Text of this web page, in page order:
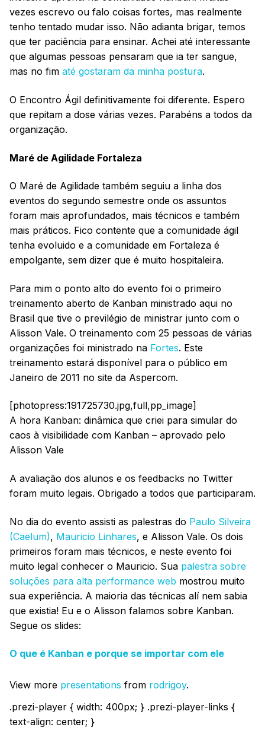
vezes escrevo ou falo coisas fortes, mas realmente
tenho tentado mudar isso. Não adianta brigar, temos
que ter paciência para ensinar. Achei até interessante
que algumas pessoas pensaram que ia ter sangue,
mas no fim até gostaram da minha postura.
O Encontro Ágil definitivamente foi diferente. Espero
que repitam a dose várias vezes. Parabéns a todos da
organização.
Maré de Agilidade Fortaleza
O Maré de Agilidade também seguiu a linha dos
eventos do segundo semestre onde os assuntos
foram mais aprofundados, mais técnicos e também
mais práticos. Fico contente que a comunidade ágil
tenha evoluido e a comunidade em Fortaleza é
empolgante, sem dizer que é muito hospitaleira.
Para mim o ponto alto do evento foi o primeiro
treinamento aberto de Kanban ministrado aqui no
Brasil que tive o previlégio de ministrar junto com o
Alisson Vale. O treinamento com 25 pessoas de várias
organizações foi ministrado na Fortes. Este
treinamento estará disponível para o público em
Janeiro de 2011 no site da Aspercom.
[photopress:191725730.jpg,full,pp_image]
A hora Kanban: dinâmica que criei para simular do
caos à visibilidade com Kanban – aprovado pelo
Alisson Vale
A avaliação dos alunos e os feedbacks no Twitter
foram muito legais. Obrigado a todos que participaram.
No dia do evento assisti as palestras do Paulo Silveira
(Caelum), Mauricio Linhares, e Alisson Vale. Os dois
primeiros foram mais técnicos, e neste evento foi
muito legal conhecer o Mauricio. Sua palestra sobre
soluções para alta performance web mostrou muito
sua experiência. A maioria das técnicas alí nem sabia
que existia! Eu e o Alisson falamos sobre Kanban.
Segue os slides:
O que é Kanban e porque se importar com ele
View more presentations from rodrigoy.
.prezi-player { width: 400px; } .prezi-player-links {
text-align: center; }